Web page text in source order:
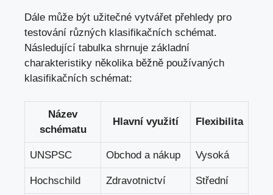
Dále může být⁤ užitečné ⁤vytvářet přehledy pro
testování různých klasifikačních schémat.
Následující tabulka shrnuje ‍základní
charakteristiky několika běžně používaných
klasifikačních schémat:
Název
schématu
Hlavní využití Flexibilita
UNSPSC Obchod ​a nákup Vysoká
Hochschild Zdravotnictví Střední